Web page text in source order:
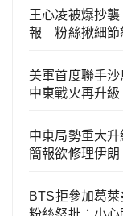
王心凌被爆抄
報 粉絲揪細節
美軍首度聯手沙
中東戰火再升級
中東局勢重大
簡報欲修理伊朗
BTS拒參加葛